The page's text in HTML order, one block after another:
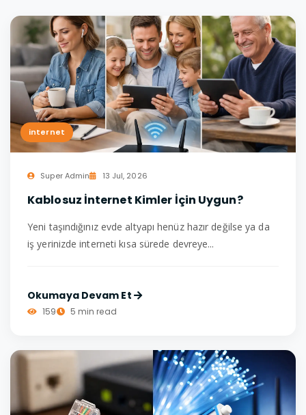
internet
Super Admin 13 Jul, 2026
Kablosuz İnternet Kimler İçin Uygun?
Yeni taşındığınız evde altyapı henüz hazır değilse ya da
iş yerinizde interneti kısa sürede devreye...
Okumaya Devam Et
159 5 min read